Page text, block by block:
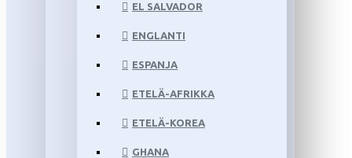
EL SALVADOR
ENGLANTI
ESPANJA
ETELÄ-AFRIKKA
ETELÄ-KOREA
GHANA